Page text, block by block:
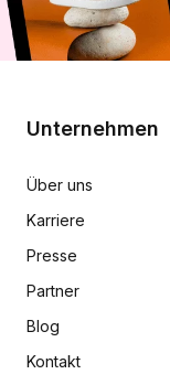
Unternehmen
Über uns
Karriere
Presse
Partner
Blog
Kontakt